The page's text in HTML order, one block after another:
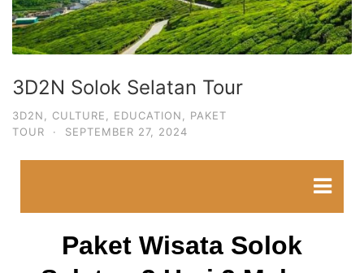
3D2N Solok Selatan Tour
3D2N CULTURE EDUCATION
PAKET
TOUR
· SEPTEMBER 27, 2024
Paket Wisata Solok